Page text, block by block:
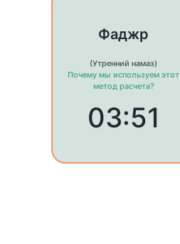
Фаджр
(Утренний намаз)
Почему мы используем этот
метод расчета?
03:51